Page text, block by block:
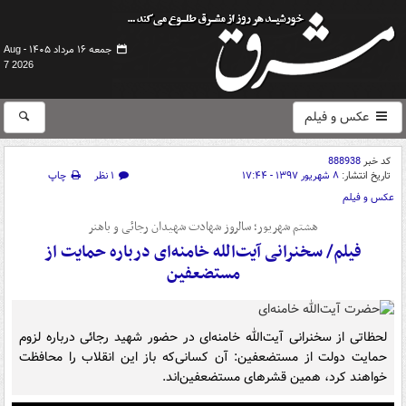
جمعه ۱۶ مرداد ۱۴۰۵ -
Aug
7 2026
عکس و فیلم
کد خبر888938
تاریخ انتشار: ۸ شهریور ۱۳۹۷ - ۱۷:۴۴ ۱ نظر
چاپ
عکس و فیلم
هشتم شهریور؛ سالروز شهادت شهیدان رجائی و باهنر
فیلم/ سخنرانی آیت‌الله خامنه‌ای درباره حمایت از
مستضعفین
لحظاتی از سخنرانی آیت‌الله خامنه‌ای در حضور شهید رجائی درباره لزوم
حمایت دولت از مستضعفین: آن کسانی‌که باز این انقلاب را محافظت
خواهند کرد، همین قشرهای مستضعفین‌اند.